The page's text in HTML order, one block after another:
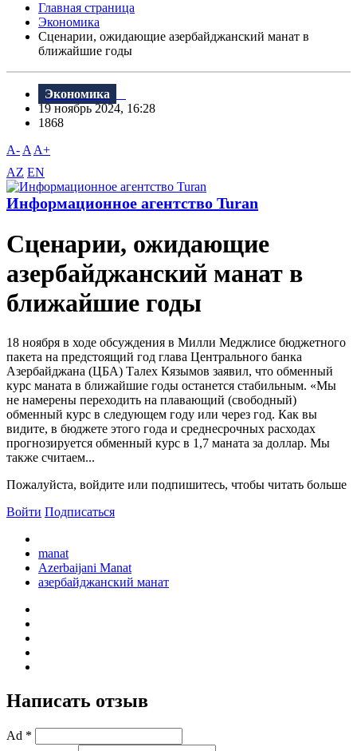
Главная страница
Экономика
Сценарии, ожидающие азербайджанский манат в
ближайшие годы
Экономика
19 ноябрь 2024, 16:28
1868
A- A A+
AZ EN
Информационное агентство Turan
Сценарии, ожидающие
азербайджанский манат в
ближайшие годы
18 ноября в ходе обсуждения в Милли Меджлисе бюджетного
пакета на предстоящий год глава Центрального банка
Азербайджана (ЦБА) Талех Кязымов заявил, что обменный
курс маната в ближайшие годы останется стабильным. «Мы
не намерены переходить на плавающий (свободный)
обменный курс в следующем году или через год. Как вы
видите, в бюджете этого года и среднесрочных расходах
прогнозируется обменный курс в 1,7 маната за доллар. Мы
также считаем...
Пожалуйста, войдите или подпишитесь, чтобы читать больше
Войти Подписаться
manat
Azerbaijani Manat
азербайджанский манат
Написать отзыв
Ad *